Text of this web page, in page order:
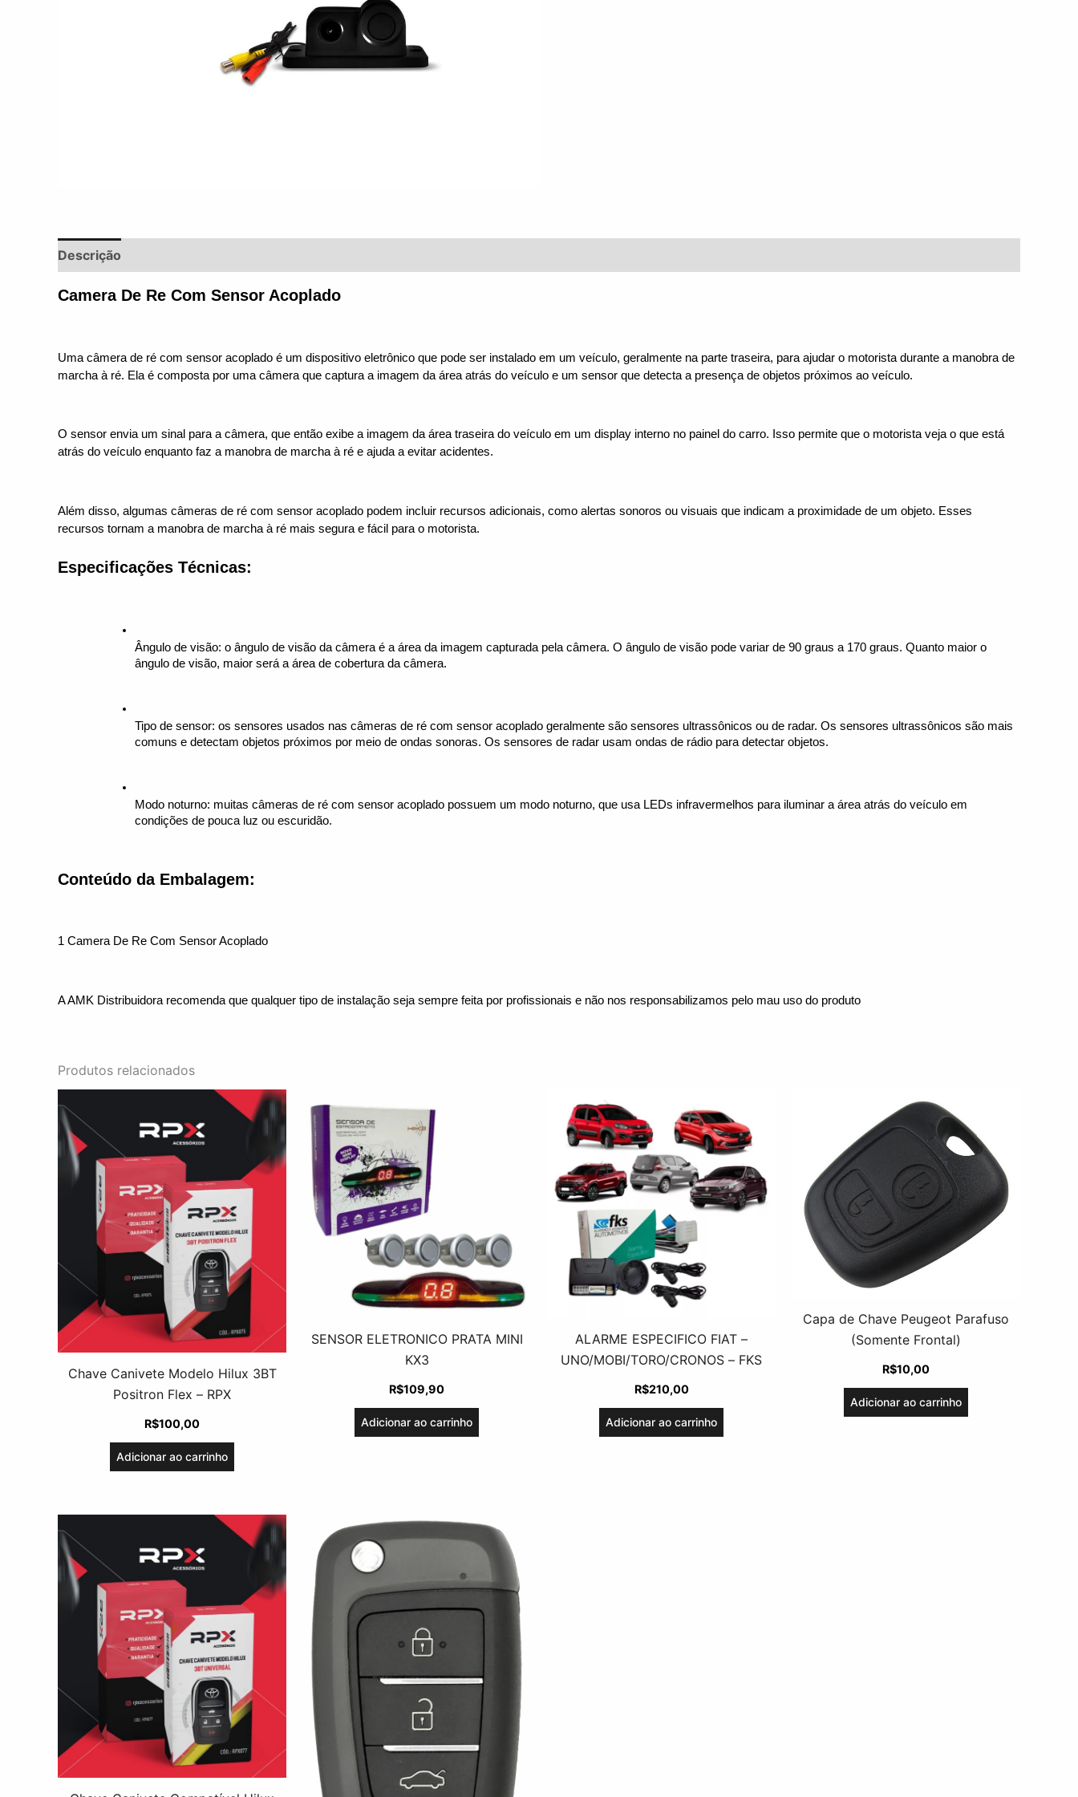
Descrição
Camera De Re Com Sensor Acoplado
Uma câmera de ré com sensor acoplado é um dispositivo eletrônico que pode ser instalado em um veículo, geralmente na parte traseira, para ajudar o motorista durante a manobra de
marcha à ré. Ela é composta por uma câmera que captura a imagem da área atrás do veículo e um sensor que detecta a presença de objetos próximos ao veículo.
O sensor envia um sinal para a câmera, que então exibe a imagem da área traseira do veículo em um display interno no painel do carro. Isso permite que o motorista veja o que está
atrás do veículo enquanto faz a manobra de marcha à ré e ajuda a evitar acidentes.
Além disso, algumas câmeras de ré com sensor acoplado podem incluir recursos adicionais, como alertas sonoros ou visuais que indicam a proximidade de um objeto. Esses
recursos tornam a manobra de marcha à ré mais segura e fácil para o motorista.
Especificações Técnicas:
Ângulo de visão: o ângulo de visão da câmera é a área da imagem capturada pela câmera. O ângulo de visão pode variar de 90 graus a 170 graus. Quanto maior o
ângulo de visão, maior será a área de cobertura da câmera.
Tipo de sensor: os sensores usados nas câmeras de ré com sensor acoplado geralmente são sensores ultrassônicos ou de radar. Os sensores ultrassônicos são mais
comuns e detectam objetos próximos por meio de ondas sonoras. Os sensores de radar usam ondas de rádio para detectar objetos.
Modo noturno: muitas câmeras de ré com sensor acoplado possuem um modo noturno, que usa LEDs infravermelhos para iluminar a área atrás do veículo em
condições de pouca luz ou escuridão.
Conteúdo da Embalagem:
1 Camera De Re Com Sensor Acoplado
A AMK Distribuidora recomenda que qualquer tipo de instalação seja sempre feita por profissionais e não nos responsabilizamos pelo mau uso do produto
Produtos relacionados
Chave Canivete Modelo Hilux 3BT
Positron Flex – RPX
R$100,00
Adicionar ao carrinho
SENSOR ELETRONICO PRATA MINI
KX3
R$109,90
Adicionar ao carrinho
ALARME ESPECIFICO FIAT –
UNO/MOBI/TORO/CRONOS – FKS
R$210,00
Adicionar ao carrinho
Capa de Chave Peugeot Parafuso
(Somente Frontal)
R$10,00
Adicionar ao carrinho